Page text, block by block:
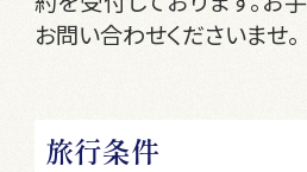
お問い合わせくださいませ。
旅行条件